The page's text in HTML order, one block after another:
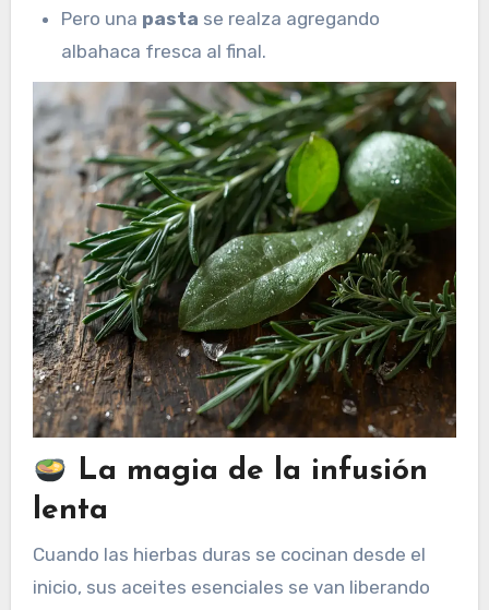
Pero una pasta se realza agregando
albahaca fresca al final.
La magia de la infusión
lenta
Cuando las hierbas duras se cocinan desde el
inicio, sus aceites esenciales se van liberando